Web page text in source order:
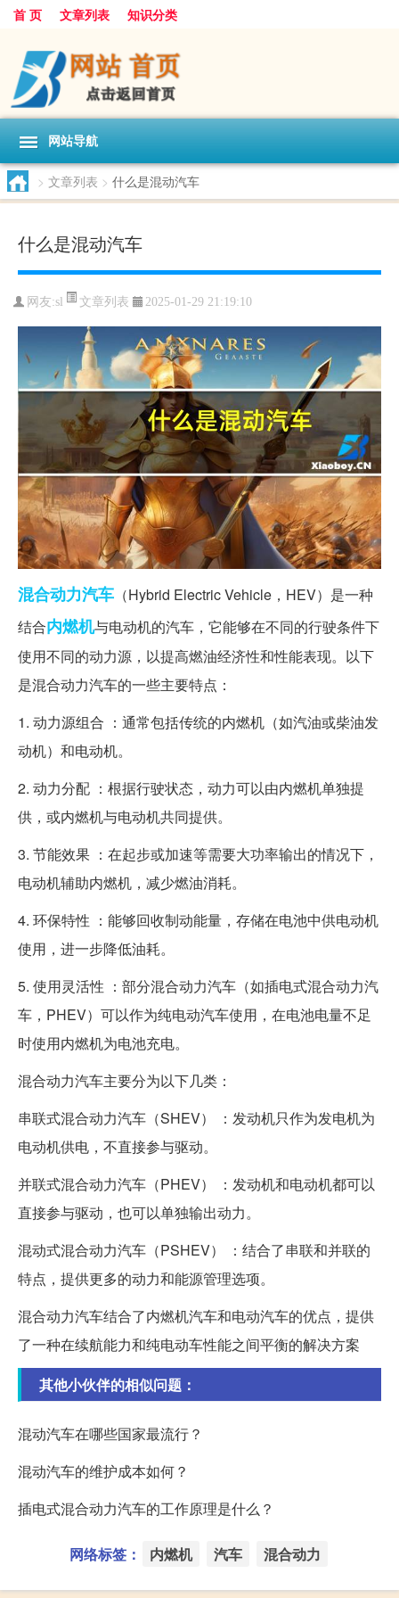
首 页 文章列表 知识分类
网站导航
> 文章列表 > 什么是混动汽车
什么是混动汽车
网友:sl 文章列表 2025-01-29 21:19:10
混合动力汽车 （Hybrid Electric Vehicle，HEV）是一种
结合内燃机与电动机的汽车，它能够在不同的行驶条件下
使用不同的动力源，以提高燃油经济性和性能表现。以下
是混合动力汽车的一些主要特点：
1. 动力源组合 ：通常包括传统的内燃机（如汽油或柴油发
动机）和电动机。
2. 动力分配 ：根据行驶状态，动力可以由内燃机单独提
供，或内燃机与电动机共同提供。
3. 节能效果 ：在起步或加速等需要大功率输出的情况下，
电动机辅助内燃机，减少燃油消耗。
4. 环保特性 ：能够回收制动能量，存储在电池中供电动机
使用，进一步降低油耗。
5. 使用灵活性 ：部分混合动力汽车（如插电式混合动力汽
车，PHEV）可以作为纯电动汽车使用，在电池电量不足
时使用内燃机为电池充电。
混合动力汽车主要分为以下几类：
串联式混合动力汽车（SHEV） ：发动机只作为发电机为
电动机供电，不直接参与驱动。
并联式混合动力汽车（PHEV） ：发动机和电动机都可以
直接参与驱动，也可以单独输出动力。
混动式混合动力汽车（PSHEV） ：结合了串联和并联的
特点，提供更多的动力和能源管理选项。
混合动力汽车结合了内燃机汽车和电动汽车的优点，提供
了一种在续航能力和纯电动车性能之间平衡的解决方案
其他小伙伴的相似问题：
混动汽车在哪些国家最流行？
混动汽车的维护成本如何？
插电式混合动力汽车的工作原理是什么？
网络标签： 内燃机 汽车 混合动力